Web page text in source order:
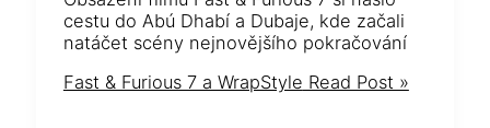
cestu do Abú Dhabí a Dubaje, kde začali
natáčet scény nejnovějšího pokračování
Fast & Furious 7 a WrapStyle Read Post »